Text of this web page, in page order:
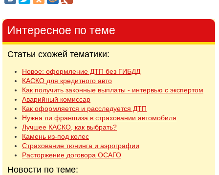
Интересное по теме
Статьи схожей тематики:
Новое: оформление ДТП без ГИБДД
КАСКО для кредитного авто
Как получить законные выплаты - интервью с экспертом
Аварийный комиссар
Как оформляется и расследуется ДТП
Нужна ли франшиза в страховании автомобиля
Лучшее КАСКО, как выбрать?
Камень из-под колес
Страхование тюнинга и аэрографии
Расторжение договора ОСАГО
Новости по теме: